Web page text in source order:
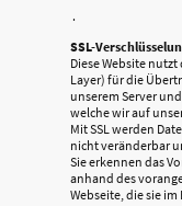
.
SSL-
Diese Website nutzt
Layer) für die
unserem Server
welche wir auf
Mit SSL werden
nicht veränderbar
Sie erkennen das
anhand des
Webseite, die sie